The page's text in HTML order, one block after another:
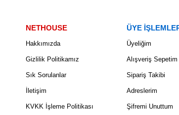
NETHOUSE
Hakkımızda
Gizlilik Politikamız
Sık Sorulanlar
İletişim
KVKK İşleme Politikası
ÜYE
Üyeliğim
Alışveriş Sepetim
Sipariş Takibi
Adreslerim
Şifremi Unuttum